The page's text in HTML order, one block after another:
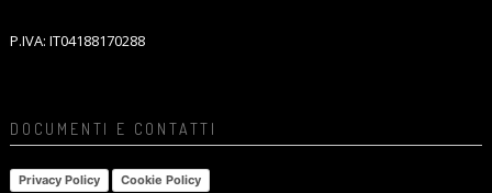
P.IVA: IT04188170288
DOCUMENTI E CONTATTI
Privacy Policy Cookie Policy